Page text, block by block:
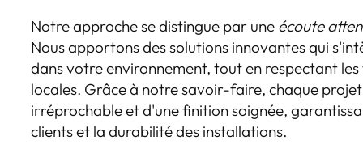
Notre approche se distingue par une écoute
Nous apportons des solutions innovantes qui
dans votre environnement, tout en respectant
locales. Grâce à notre savoir-faire, chaque
irréprochable et d'une finition soignée,
clients et la durabilité des installations.